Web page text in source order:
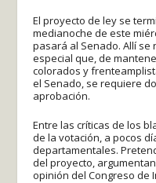
El proyecto de ley se
medianoche de este
pasará al Senado. Allí
especial que, de
colorados y
el Senado, se requiere
aprobación.
Entre las críticas de los
de la votación, a pocos
departamentales.
del proyecto,
opinión del Congreso de